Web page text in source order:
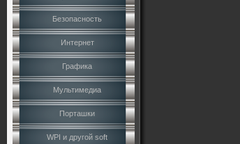
Безопасность
Интернет
Графика
Мультимедиа
Порташки
WPI и другой soft